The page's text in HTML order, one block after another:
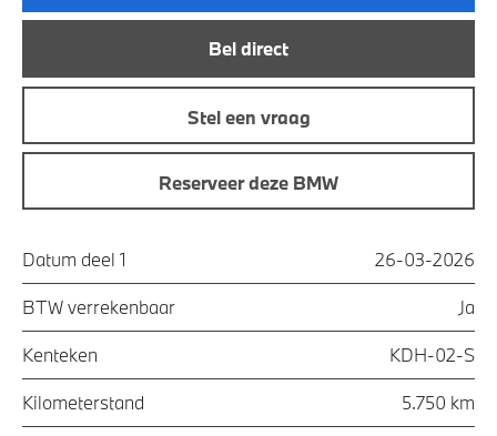
Bel direct
Stel een vraag
Reserveer deze BMW
Datum deel 1 26-03-2026
BTW verrekenbaar Ja
Kenteken KDH-02-S
Kilometerstand 5.750 km